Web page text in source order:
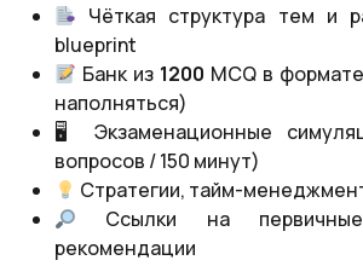
Чёткая структура тем и
blueprint
Банк из 1200 MCQ в
наполняться)
🖥 Экзаменационные
вопросов / 150 минут)
Стратегии, тайм-
Ссылки на
рекомендации